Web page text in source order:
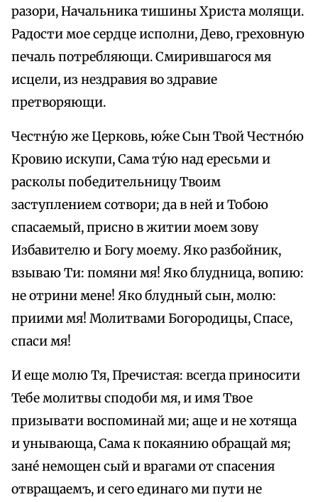
разори, Начальника тишины Христа молящи.
Радости мое сердце исполни, Дево, греховную
печаль потребляющи. Смирившагося мя
исцели, из нездравия во здравие
претворяющи.
Честну́ю же Церковь, ю́же Сын Твой Честно́ю
Кровию искупи, Сама ту́ю над ересьми и
расколы победительницу Твоим
заступлением сотвори; да в ней и Тобою
спасаемый, присно в житии моем зову
Избавителю и Богу моему. Яко разбойник,
взываю Ти: помяни мя! Яко блудница, вопию:
не отрини мене! Яко блудный сын, молю:
приими мя! Молитвами Богородицы, Спасе,
спаси мя!
И еще молю Тя, Пречистая: всегда приносити
Тебе молитвы сподоби мя, и имя Твое
призывати воспоминай ми; аще и не хотяща
и унывающа, Сама к покаянию обращай мя;
зане́ немощен сый и врагами от спасения
отвращаемъ, и сего единаго ми пути не